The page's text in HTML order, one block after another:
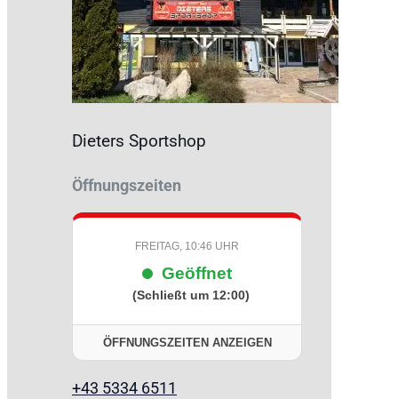
Dieters Sportshop
Öffnungszeiten
FREITAG, 10:46 UHR
Geöffnet
(Schließt um 12:00)
ÖFFNUNGSZEITEN ANZEIGEN
+43 5334 6511